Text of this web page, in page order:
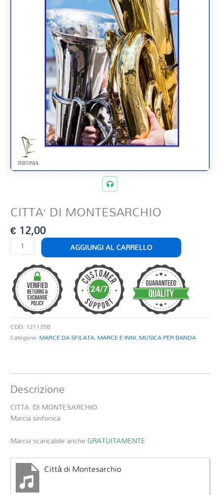
CITTA’ DI MONTESARCHIO
€ 12,00
CITTA'
DI
MONTESARCHIO
quantità
AGGIUNGI AL CARRELLO
COD: 121135B
Categorie: MARCE DA SFILATA, MARCE E INNI, MUSICA PER BANDA
Descrizione
CITTA ‘DI MONTESARCHIO
Marcia sinfonica
Marcia scaricabile ancheGRATUITAMENTE
Città di Montesarchio